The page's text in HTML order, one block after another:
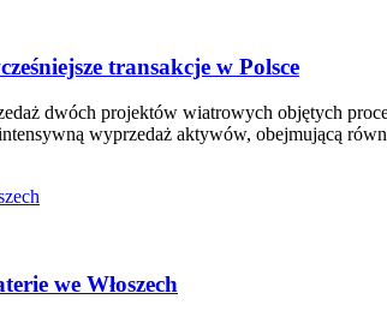
transakcje w Polsce
dwóch projektów wiatrowych objętych
wyprzedaż aktywów, obejmującą
we Włoszech